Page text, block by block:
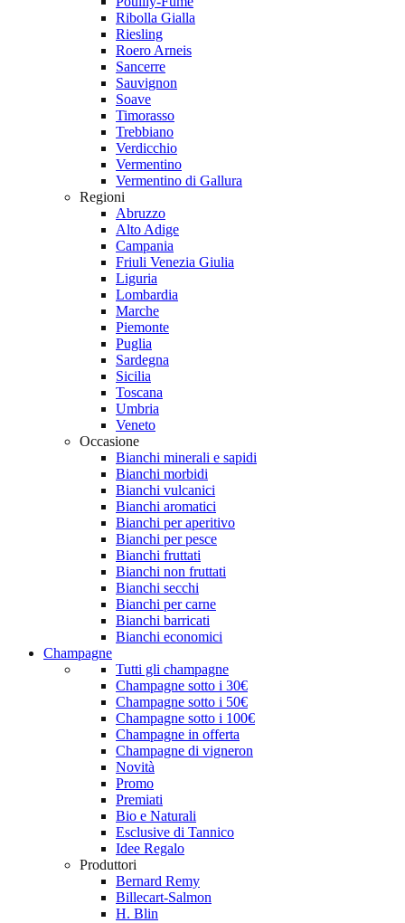
Ribolla Gialla
Riesling
Roero Arneis
Sancerre
Sauvignon
Soave
Timorasso
Trebbiano
Verdicchio
Vermentino
Vermentino di Gallura
Regioni
Abruzzo
Alto Adige
Campania
Friuli Venezia Giulia
Liguria
Lombardia
Marche
Piemonte
Puglia
Sardegna
Sicilia
Toscana
Umbria
Veneto
Occasione
Bianchi minerali e sapidi
Bianchi morbidi
Bianchi vulcanici
Bianchi aromatici
Bianchi per aperitivo
Bianchi per pesce
Bianchi fruttati
Bianchi non fruttati
Bianchi secchi
Bianchi per carne
Bianchi barricati
Bianchi economici
Champagne
Tutti gli champagne
Champagne sotto i 30€
Champagne sotto i 50€
Champagne sotto i 100€
Champagne in offerta
Champagne di vigneron
Novità
Promo
Premiati
Bio e Naturali
Esclusive di Tannico
Idee Regalo
Produttori
Bernard Remy
Billecart-Salmon
H. Blin